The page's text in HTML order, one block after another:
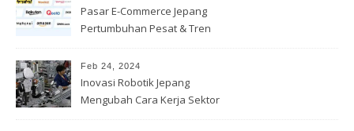
Pasar E-Commerce Jepang
Pertumbuhan Pesat & Tren
Feb 24, 2024
Inovasi Robotik Jepang
Mengubah Cara Kerja Sektor